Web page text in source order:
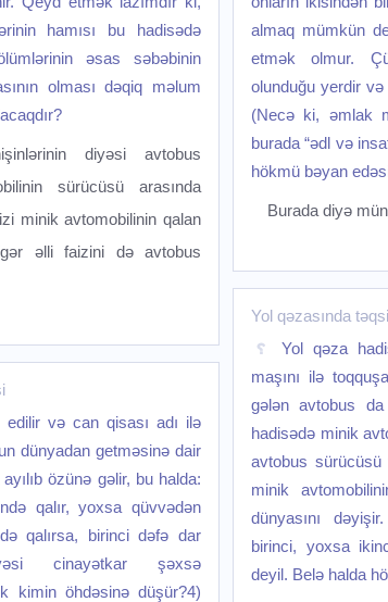
hamısı bu hadisədə
əsas səbəbinin
olması dəqiq məlum
diyəsi avtobus
sürücüsü arasında
minik avtomobilinin qalan
əlli faizini də avtobus
və can qisası adı ilə
dünyadan getməsinə dair
özünə gəlir, bu halda:
qalır, yoxsa qüvvədən
qalırsa, birinci dəfə dar
cinayətkar şəxsə
kimin öhdəsinə düşür?4)
almaq mümkün
etmək olmur.
olunduğu yerdir və
(Necə ki, əmlak
burada “ədl və
hökmü bəyan
Burada diyə
Yol qəzasında
Yol qəza
maşını ilə
gələn avtobus
hadisədə minik
avtobus sürücüsü
minik
dünyasını
birinci, yoxsa
deyil. Belə halda